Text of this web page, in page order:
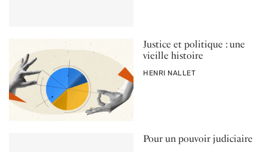
Justice et politique : une
vieille histoire
PAR
HENRI NALLET
Pour un pouvoir judiciaire